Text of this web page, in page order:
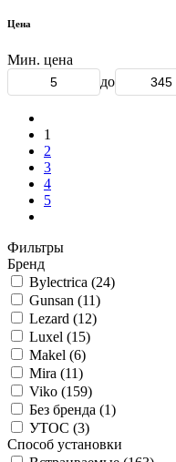
Мин. цена
1
2
3
4
Фильтры
Бренд
Bylectrica (24)
Gunsan (11)
Lezard (12)
Luxel (15)
Makel (6)
Mira (11)
Viko (159)
Без бренда
УТОС (3)